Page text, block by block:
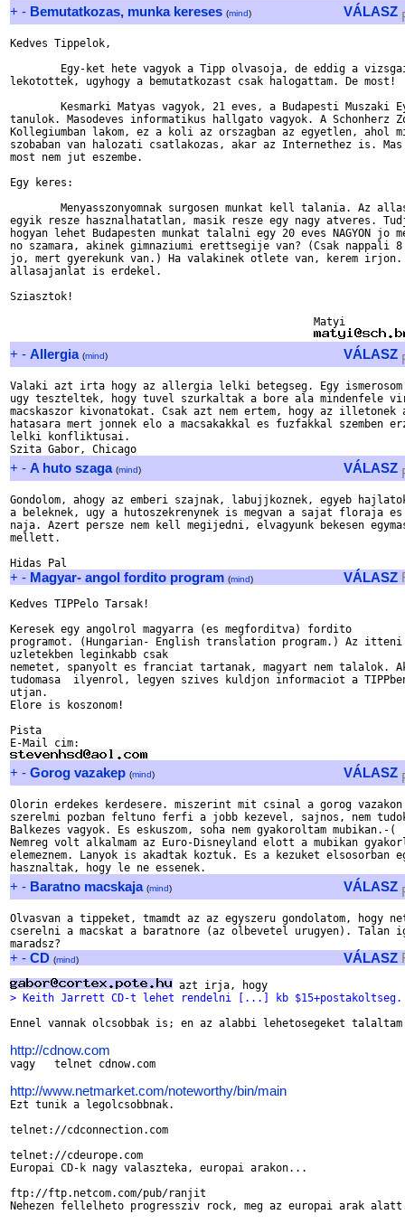
+ - Bemutatkozas, munka kereses (mind) VÁLASZ
Kedves Tippelok,
lekotottek, ugyhogy a bemutatkozast csak halogattam. De most!
tanulok. Masodeves informatikus hallgato vagyok. A Schonherz
Kollegiumban lakom, ez a koli az orszagban az egyetlen, ahol
szobaban van halozati csatlakozas, akar az Internethez is.
most nem jut eszembe.
Egy keres:
egyik resze hasznalhatatlan, masik resze egy nagy atveres.
hogyan lehet Budapesten munkat talalni egy 20 eves NAGYON jo
no szamara, akinek gimnaziumi erettsegije van? (Csak nappali
jo, mert gyerekunk van.) Ha valakinek otlete van, kerem
allasajanlat is erdekel.
Sziasztok!
+ - Allergia (mind) VÁLASZ
Valaki azt irta hogy az allergia lelki betegseg. Egy
ugy teszteltek, hogy tuvel szurkaltak a bore ala mindenfele
macskaszor kivonatokat. Csak azt nem ertem, hogy az illetonek
hatasara mert jonnek elo a macsakakkal es fuzfakkal szemben
lelki konfliktusai.
+ - A huto szaga (mind) VÁLASZ
Gondolom, ahogy az emberi szajnak, labujjkoznek, egyeb
a beleknek, ugy a hutoszekrenynek is megvan a sajat floraja
naja. Azert persze nem kell megijedni, elvagyunk bekesen
mellett.
+ - Magyar- angol fordito program (mind) VÁLASZ
Kedves TIPPelo Tarsak!
Keresek egy angolrol magyarra (es megforditva) fordito
programot. (Hungarian- English translation program.) Az
uzletekben leginkabb csak
nemetet, spanyolt es franciat tartanak, magyart nem talalok.
tudomasa  ilyenrol, legyen szives kuldjon informaciot a
utjan.
Elore is koszonom!
Pista
+ - Gorog vazakep (mind) VÁLASZ
Olorin erdekes kerdesere. miszerint mit csinal a gorog vazakon
szerelmi pozban feltuno ferfi a jobb kezevel, sajnos, nem
Balkezes vagyok. Es eskuszom, soha nem gyakoroltam mubikan.-(
Nemreg volt alkalmam az Euro-Disneyland elott a mubikan
elemeznem. Lanyok is akadtak koztuk. Es a kezuket elsosorban
+ - Baratno macskaja (mind) VÁLASZ
Olvasvan a tippeket, tmamdt az az egyszeru gondolatom, hogy
cserelni a macskat a baratnore (az olbevetel urugyen). Talan
+ - CD (mind) VÁLASZ
> Keith Jarrett CD-t lehet rendelni [...] kb $15+postakoltseg.
Ennel vannak olcsobbak is; en az alabbi lehetosegeket
http://cdnow.com
vagy   telnet cdnow.com
http://www.netmarket.com/noteworthy/bin/main
Ezt tunik a legolcsobbnak.
telnet://cdconnection.com
telnet://cdeurope.com
Europai CD-k nagy valaszteka, europai arakon...
ftp://ftp.netcom.com/pub/ranjit
Nehezen fellelheto progressziv rock, meg az europai arak